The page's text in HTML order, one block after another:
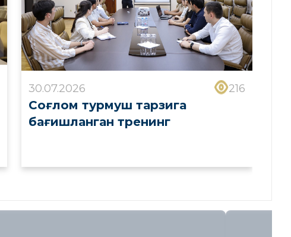
30.07.2026 216
Соғлом турмуш тарзига
бағишланган тренинг